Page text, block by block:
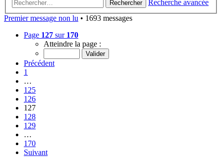
Rechercher
Recherche avancée
Premier message non lu • 1693 messages
Page 127 sur 170
Atteindre la page :
Précédent
1
…
125
126
127
128
129
…
170
Suivant